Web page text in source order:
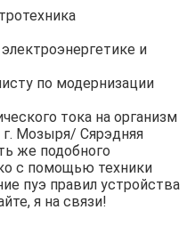
и
по модернизации
тока на организм
Мозыря/ Сярэдняя
же подобного
с помощью техники
пуэ правил устройства
я на связи!